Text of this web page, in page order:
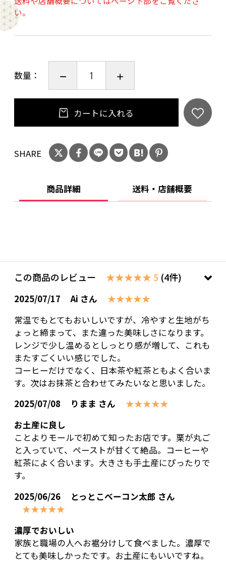
麦、アーモンドを含む商品を製造しています）
賞味期限 35日 （賞味期限残日30前後でお届
け）
い。
数量：
カートに入れる
SHARE
商品詳細 送料・店舗概要
この商品のレビュー ★★★★★ 5 (4件)
2025/07/17 Ai さん
★★★★★
常温でもとてもおいしいですが、冷やすと生地がち
ょっと締まって、また違った美味しさになります。
レンジで少し温めるとしっとり感が増して、これも
またすごくいい感じでした。
コーヒーだけでなく、日本茶や紅茶ともよく合いま
す。次はお抹茶と合わせてみたいなと思いました。
2025/07/08
りまま さん
★★★★★
お土産に良し
ことよりモールで初めて知ったお店です。栗が丸ご
と入っていて、ペーストが甘くて絶品。コーヒーや
紅茶によく合います。大きさも手土産にぴったりで
す。
2025/06/26
とっとこベーコン太郎 さん
★★★★★
濃厚でおいしい
家族と職場の人へお裾分けして食べました。濃厚で
とても美味しかったです。お土産にもいいですね。